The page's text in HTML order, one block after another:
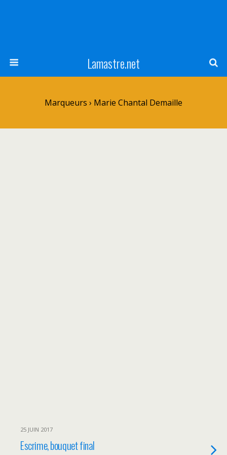
Lamastre.net
Marqueurs › Marie Chantal Demaille
25 JUIN 2017
Escrime, bouquet final